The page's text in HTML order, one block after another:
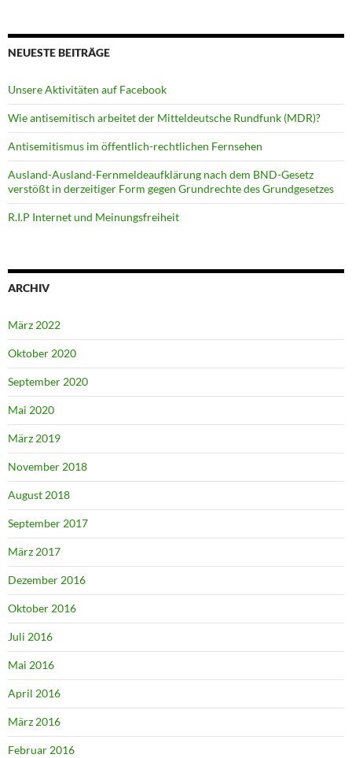
NEUESTE BEITRÄGE
Unsere Aktivitäten auf Facebook
Wie antisemitisch arbeitet der Mitteldeutsche Rundfunk (MDR)?
Antisemitismus im öffentlich-rechtlichen Fernsehen
Ausland-Ausland-Fernmeldeaufklärung nach dem BND-Gesetz
verstößt in derzeitiger Form gegen Grundrechte des Grundgesetzes
R.I.P Internet und Meinungsfreiheit
ARCHIV
März 2022
Oktober 2020
September 2020
Mai 2020
März 2019
November 2018
August 2018
September 2017
März 2017
Dezember 2016
Oktober 2016
Juli 2016
Mai 2016
April 2016
März 2016
Februar 2016